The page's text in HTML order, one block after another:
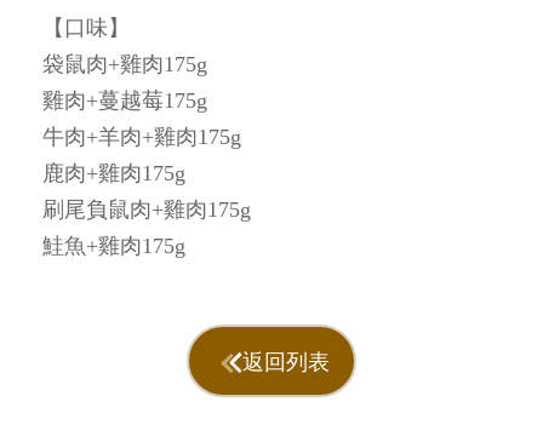
【口味】
袋鼠肉+雞肉175g
雞肉+蔓越莓175g
牛肉+羊肉+雞肉175g
鹿肉+雞肉175g
刷尾負鼠肉+雞肉175g
鮭魚+雞肉175g
返回列表